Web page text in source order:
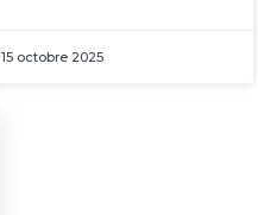
15 octobre 2025